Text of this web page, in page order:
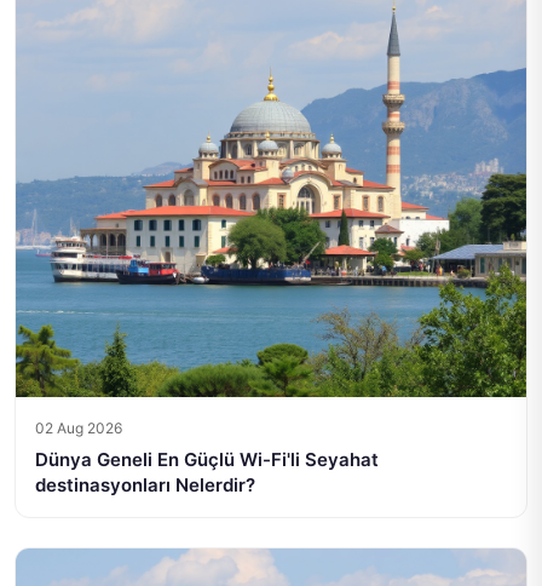
02 Aug 2026
Dünya Geneli En Güçlü Wi-Fi'li Seyahat
destinasyonları Nelerdir?